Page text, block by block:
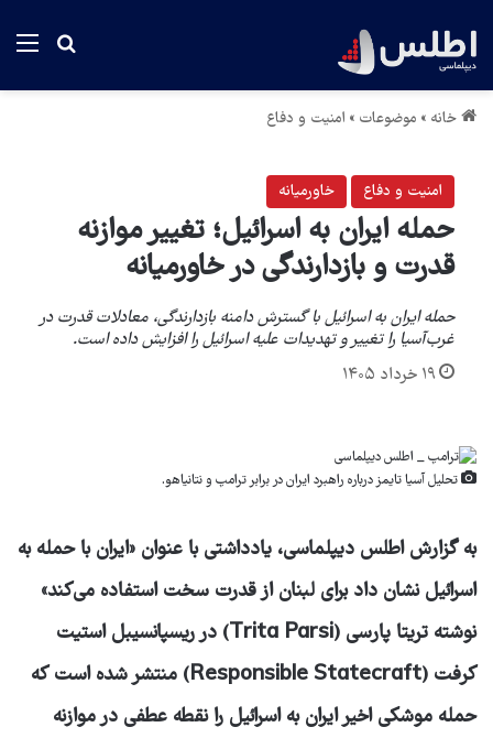
جستجو
خانه » موضوعات » امنیت و دفاع
امنیت و دفاع خاورمیانه
حمله ایران به اسرائیل؛ تغییر موازنه
قدرت و بازدارندگی در خاورمیانه
حمله ایران به اسرائیل با گسترش دامنه بازدارندگی، معادلات قدرت در
غرب‌آسیا را تغییر و تهدیدات علیه اسرائیل را افزایش داده است.
۱۹ خرداد ۱۴۰۵
تحلیل آسیا تایمز درباره راهبرد ایران در برابر ترامپ و نتانیاهو.
به گزارش اطلس دیپلماسی، یادداشتی با عنوان «ایران با حمله به
اسرائیل نشان داد برای لبنان از قدرت سخت استفاده می‌کند»
نوشته تریتا پارسی (Trita Parsi)
در ریسپانسیبل استیت
‌کرفت (Responsible Statecraft) منتشر شده است که
حمله موشکی اخیر ایران به اسرائیل را نقطه عطفی در موازنه